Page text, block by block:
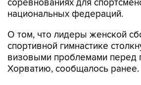
О том, что лидеры женской
визовыми проблемами перед
Хорватию, сообщалось ранее.
ЧЕ в Загребе пройдет с 13 по